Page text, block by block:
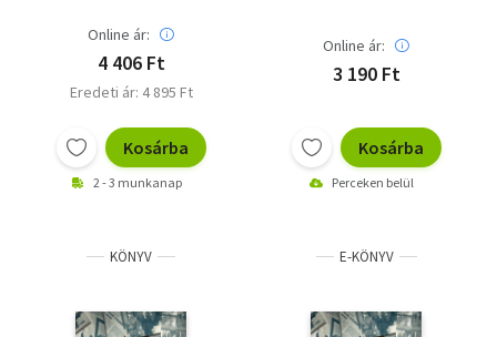
Online ár:
4 406 Ft
Eredeti ár: 4 895 Ft
Kosárba
2 - 3 munkanap
Online ár:
3 190 Ft
Kosárba
Perceken belül
KÖNYV E-KÖNYV